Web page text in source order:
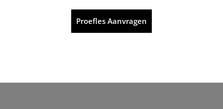
Proefles Aanvragen